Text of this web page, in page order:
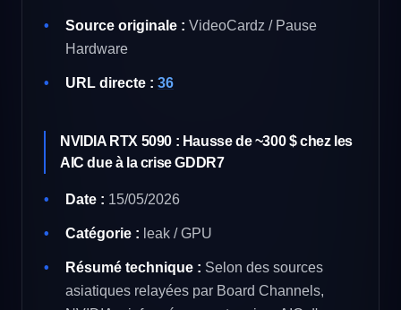
Source originale : VideoCardz / Pause
Hardware
URL directe : 36
NVIDIA RTX 5090 : Hausse de ~300 $ chez les
AIC due à la crise GDDR7
Date : 15/05/2026
Catégorie : leak / GPU
Résumé technique : Selon des sources
asiatiques relayées par Board Channels,